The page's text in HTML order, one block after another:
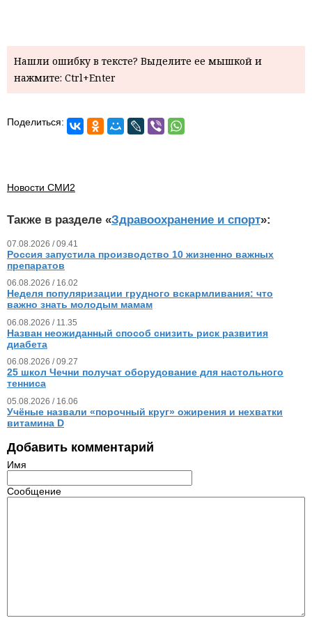
Нашли ошибку в тексте? Выделите ее мышкой и
нажмите: Ctrl+Enter
Поделиться:
Новости СМИ2
Также в разделе «Здравоохранение и спорт»:
07.08.2026 / 09.41
Россия запустила производство 10 жизненно важных
препаратов
06.08.2026 / 16.02
Неделя популяризации грудного вскармливания: что
важно знать молодым мамам
06.08.2026 / 11.35
Назван неожиданный способ снизить риск развития
диабета
06.08.2026 / 09.27
25 школ Чечни получат оборудование для настольного
тенниса
05.08.2026 / 16.06
Учёные назвали «порочный круг» ожирения и нехватки
витамина D
Добавить комментарий
Имя
Сообщение